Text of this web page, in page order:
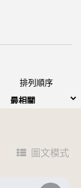
排列順序
圖文模式